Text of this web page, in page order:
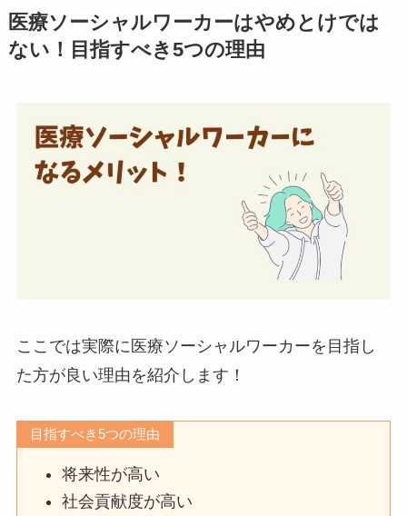
医療ソーシャルワーカーはやめとけでは
ない！目指すべき5つの理由
ここでは実際に医療ソーシャルワーカーを目指し
た方が良い理由を紹介します！
目指すべき5つの理由
将来性が高い
社会貢献度が高い